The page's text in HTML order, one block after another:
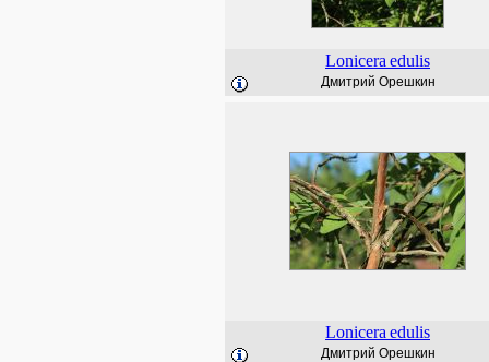
Lonicera edulis
Дмитрий Орешкин
Lonicera edulis
Дмитрий Орешкин